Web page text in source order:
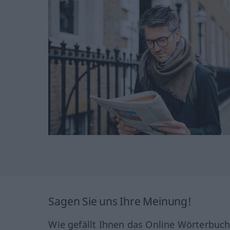
Sagen Sie uns Ihre Meinung!
Wie gefällt Ihnen das Online